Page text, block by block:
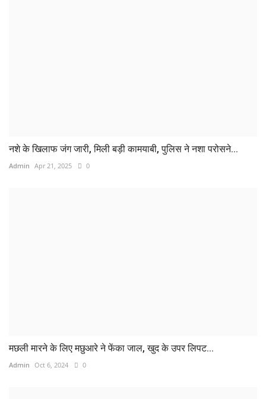
नशे के खिलाफ जंग जारी, मिली बड़ी कामयाबी, पुलिस ने नशा परोसने...
Admin Apr 21, 2025 0
मछली मारने के लिए मछुआरे ने फेंका जाल, खुद के उपर लिपट...
Admin Oct 6, 2024 0